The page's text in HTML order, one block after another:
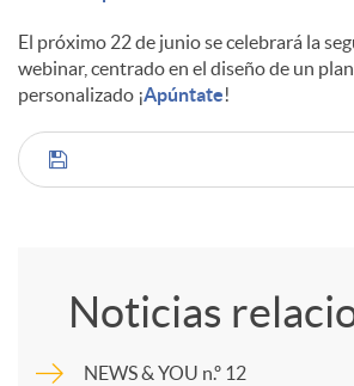
El próximo 22 de junio se celebrará la
webinar, centrado en el diseño de un
personalizado ¡Apúntate!
C
m
Noticias
NEWS & YOU n.º 12